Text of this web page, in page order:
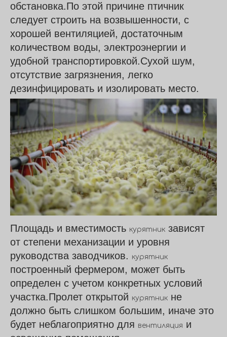
обстановка.По этой причине птичник
следует строить на возвышенности, с
хорошей вентиляцией, достаточным
количеством воды, электроэнергии и
удобной транспортировкой.Сухой шум,
отсутствие загрязнения, легко
дезинфицировать и изолировать место.
Площадь и вместимость курятник зависят
от степени механизации и уровня
руководства заводчиков. курятник
построенный фермером, может быть
определен с учетом конкретных условий
участка.Пролет открытой курятник не
должно быть слишком большим, иначе это
будет неблагоприятно для вентиляция и